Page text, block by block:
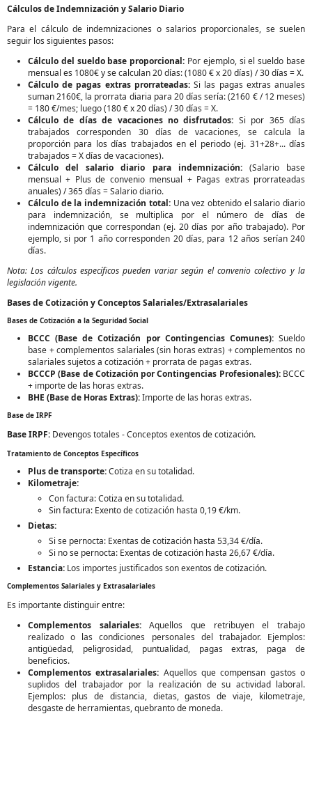
Cálculos de Indemnización y Salario Diario
Para el cálculo de indemnizaciones o salarios proporcionales, se suelen
seguir los siguientes pasos:
Cálculo del sueldo base proporcional: Por ejemplo, si el sueldo base
mensual es 1080€ y se calculan 20 días: (1080 € x 20 días) / 30 días = X.
Cálculo de pagas extras prorrateadas:Si las pagas extras anuales
suman 2160€, la prorrata diaria para 20 días sería: (2160 € / 12 meses)
= 180 €/mes; luego (180 € x 20 días) / 30 días = X.
Cálculo de días de vacaciones no disfrutados: Si por 365 días
trabajados corresponden 30 días de vacaciones, se calcula la
proporción para los días trabajados en el periodo (ej. 31+28+... días
trabajados = X días de vacaciones).
Cálculo del salario diario para indemnización:(Salario base
mensual + Plus de convenio mensual + Pagas extras prorrateadas
anuales) / 365 días = Salario diario.
Cálculo de la indemnización total:Una vez obtenido el salario diario
para indemnización, se multiplica por el número de días de
indemnización que correspondan (ej. 20 días por año trabajado). Por
ejemplo, si por 1 año corresponden 20 días, para 12 años serían 240
días.
Nota: Los cálculos específicos pueden variar según el convenio colectivo y la
legislación vigente.
Bases de Cotización y Conceptos Salariales/Extrasalariales
Bases de Cotización a la Seguridad Social
BCCC (Base de Cotización por Contingencias Comunes):Sueldo
base + complementos salariales (sin horas extras) + complementos no
salariales sujetos a cotización + prorrata de pagas extras.
BCCCP (Base de Cotización por Contingencias Profesionales):BCCC
+ importe de las horas extras.
BHE (Base de Horas Extras):Importe de las horas extras.
Base de IRPF
Base IRPF: Devengos totales - Conceptos exentos de cotización.
Tratamiento de Conceptos Específicos
Plus de transporte:Cotiza en su totalidad.
Kilometraje:
Con factura: Cotiza en su totalidad.
Sin factura: Exento de cotización hasta 0,19 €/km.
Dietas:
Si se pernocta: Exentas de cotización hasta 53,34 €/día.
Si no se pernocta: Exentas de cotización hasta 26,67 €/día.
Estancia: Los importes justificados son exentos de cotización.
Complementos Salariales y Extrasalariales
Es importante distinguir entre:
Complementos salariales:Aquellos que retribuyen el trabajo
realizado o las condiciones personales del trabajador. Ejemplos:
antigüedad, peligrosidad, puntualidad, pagas extras, paga de
beneficios.
Complementos extrasalariales: Aquellos que compensan gastos o
suplidos del trabajador por la realización de su actividad laboral.
Ejemplos: plus de distancia, dietas, gastos de viaje, kilometraje,
desgaste de herramientas, quebranto de moneda.